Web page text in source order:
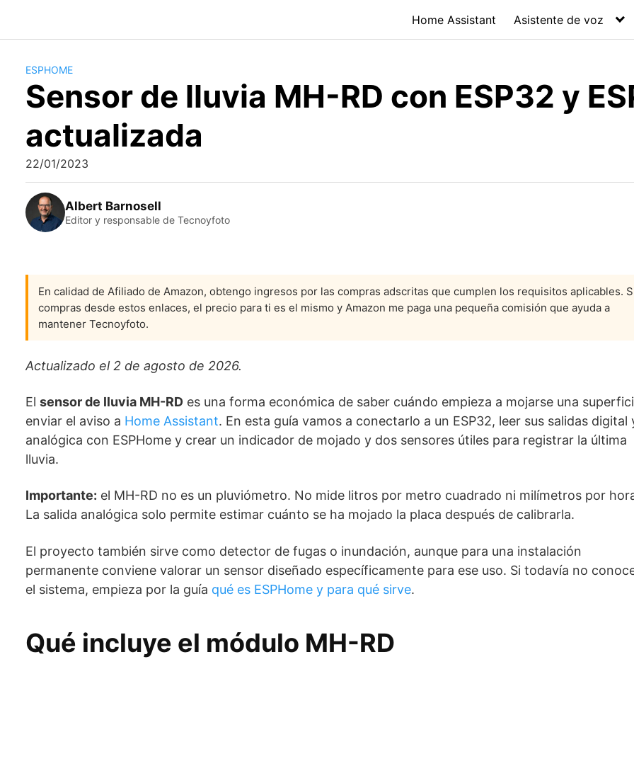
contenido
Home Assistant Asistente de voz
ESPHOME
Sensor de lluvia MH-RD con ESP32 y
actualizada
22/01/2023
Albert Barnosell
Editor y responsable de Tecnoyfoto
En calidad de Afiliado de Amazon, obtengo ingresos por las compras adscritas que cumplen los requisitos aplicables.
compras desde estos enlaces, el precio para ti es el mismo y Amazon me paga una pequeña comisión que ayuda a
mantener Tecnoyfoto.
Actualizado el 2 de agosto de 2026.
El sensor de lluvia MH-RD es una forma económica de saber cuándo empieza a mojarse una
enviar el aviso a Home Assistant. En esta guía vamos a conectarlo a un ESP32, leer sus salidas digital
analógica con ESPHome y crear un indicador de mojado y dos sensores útiles para registrar la última
lluvia.
Importante: el MH-RD no es un pluviómetro. No mide litros por metro cuadrado ni milímetros por
La salida analógica solo permite estimar cuánto se ha mojado la placa después de calibrarla.
El proyecto también sirve como detector de fugas o inundación, aunque para una instalación
permanente conviene valorar un sensor diseñado específicamente para ese uso. Si todavía no
el sistema, empieza por la guía qué es ESPHome y para qué sirve.
Qué incluye el módulo MH-RD